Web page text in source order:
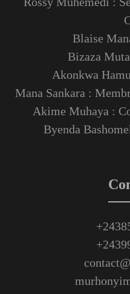
Blaise
Bizaza
Akonkwa
Mana Sankara :
Akime Muhaya :
Byenda